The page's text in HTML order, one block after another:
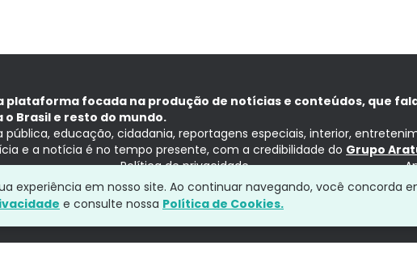
plataforma focada na produção de notícias e conteúdos, que
o Brasil e resto do mundo.
pública, educação, cidadania, reportagens especiais, interior,
e a notícia é no tempo presente, com a credibilidade do Grupo
Política de privacidade
experiência em nosso site. Ao continuar navegando, você concorda
e consulte nossa Política de Cookies.